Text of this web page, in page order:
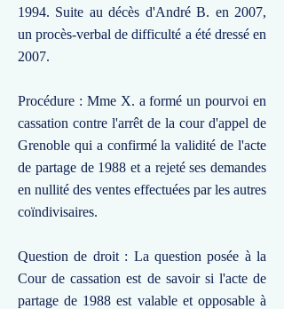
1994. Suite au décès d'André B. en 2007,
un procès-verbal de difficulté a été dressé en
2007.
Procédure : Mme X. a formé un pourvoi en
cassation contre l'arrêt de la cour d'appel de
Grenoble qui a confirmé la validité de l'acte
de partage de 1988 et a rejeté ses demandes
en nullité des ventes effectuées par les autres
coïndivisaires.
Question de droit : La question posée à la
Cour de cassation est de savoir si l'acte de
partage de 1988 est valable et opposable à